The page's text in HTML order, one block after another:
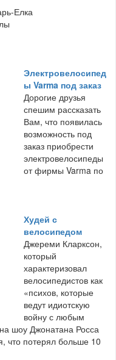
Елка
Электровелосипед
ы Varma под заказ
Дорогие друзья
спешим рассказать
Вам, что появилась
возможность под
заказ приобрести
электровелосипеды
от фирмы Varma по
Худей с
велосипедом
Джереми Кларксон,
который
характеризовал
велосипедистов как
«психов, которые
ведут идиотскую
войну с любым
шоу Джонатана Росса
что потерял больше 10